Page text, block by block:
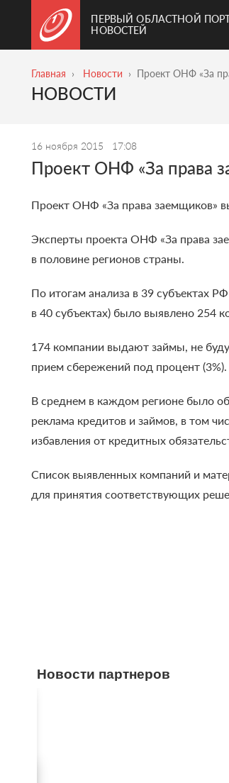
ПЕРВЫЙ ОБЛАСТНОЙ
НОВОСТЕЙ
Главная Новости Проект ОНФ «За
НОВОСТИ
16 ноября 2015 17:08
Проект ОНФ «За права
Проект ОНФ «За права заемщиков»
Эксперты проекта ОНФ «За права
в половине регионов страны.
По итогам анализа в 39 субъектах
в 40 субъектах) было выявлено 254
174 компании выдают займы, не
прием сбережений под процент (3%).
В среднем в каждом регионе было
реклама кредитов и займов, в том
избавления от кредитных
Список выявленных компаний и
для принятия соответствующих
Новости партнеров